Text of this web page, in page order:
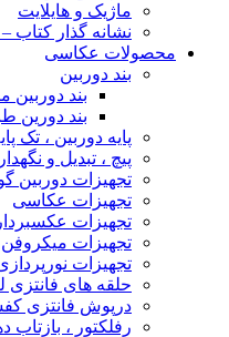
ماژیک و هایلایت
نشانه گذار
محصولات عکاسی
بند دوربین
بند دوربین
بند دورین
پایه دوربین ، تک
پیچ ، تبدیل و
تجهیزات دوربین
تجهیزات عکاسی
تجهیزات
تجهیزات میکروفن
تجهیزات
حلقه های فانتزی
درپوش فانتزی
رفلکتور ، بازتاب